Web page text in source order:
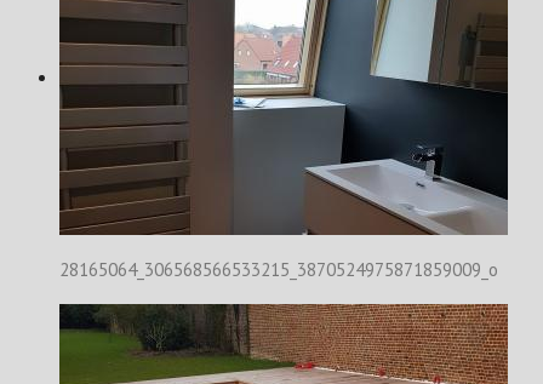
28165064_306568566533215_3870524975871859009_o